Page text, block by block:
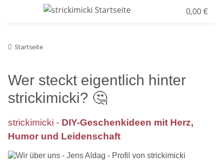
0,00 €
Startseite
Wer steckt eigentlich hinter
strickimicki? 🤔
strickimicki - DIY-Geschenkideen mit Herz,
Humor und Leidenschaft